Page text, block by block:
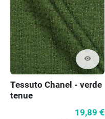
visibility
Tessuto Chanel - verde
tenue
19,89 €